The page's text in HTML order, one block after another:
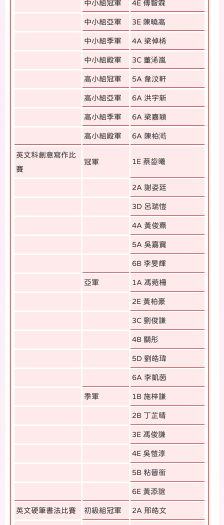
中小組冠軍 4E 傅智霖
中小組亞軍 3E 陳曉高
中小組季軍 4A 梁倬桸
中小組殿軍 3C 董浠嵐
高小組冠軍 5A 韋汶軒
高小組亞軍 6A 洪宇新
高小組季軍 6A 梁嘉穎
高小組殿軍 6A 陳柏澔
英文科創意寫作比
賽
冠軍 1E 蔡鋆曦
2A 謝姿廷
3D 呂瑞愷
4A 黃俊熹
5A 吳嘉寶
6B 李旻輝
亞軍 1A 馮菀柵
2E 黃柏豪
3C 劉俊謙
4B 關彤
5D 劉皓瑋
6A 李凱茵
季軍 1B 施梓謙
2B 丁芷晴
3E 馮俊謙
4E 吳愷淳
5B 粘晉銜
6E 黃添誼
英文硬筆書法比賽 初級組冠軍 2A 邢皓文